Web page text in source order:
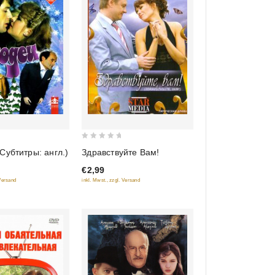
англ.)
out
of
5
Здравствуйте Вам!
€2,99
inkl. Mwst., zzgl. Versand